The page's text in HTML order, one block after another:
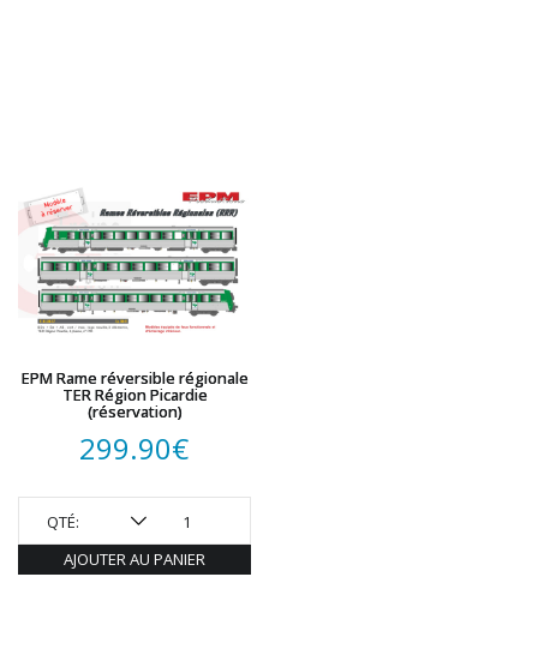
EPM Rame réversible régionale
TER Région Picardie
(réservation)
299.90€
QTÉ:
AJOUTER AU PANIER